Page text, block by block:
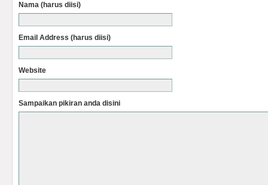
Nama (harus diisi)
Email Address (harus diisi)
Website
Sampaikan pikiran anda disini